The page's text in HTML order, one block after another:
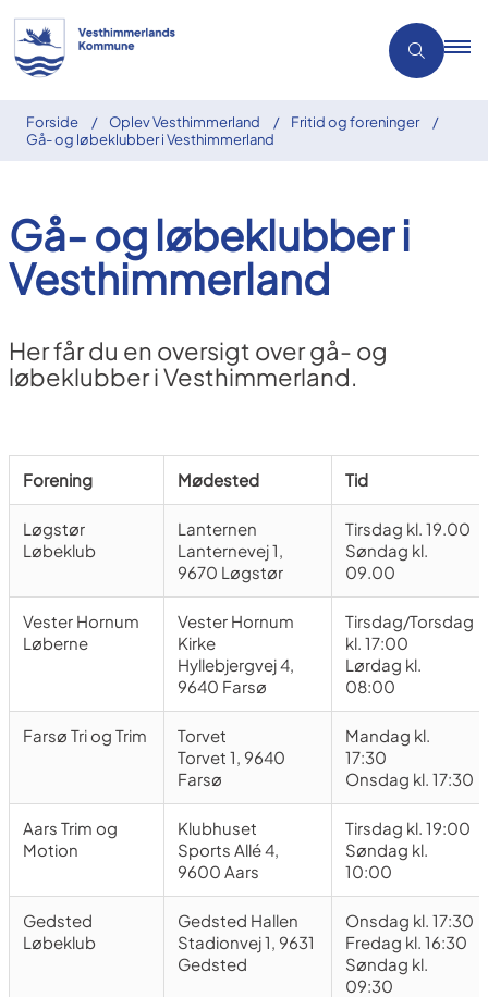
Forside Oplev Vesthimmerland
Fritid og foreninger
Gå- og løbeklubber i Vesthimmerland
Gå- og løbeklubber i
Vesthimmerland
Her får du en oversigt over gå- og
løbeklubber i Vesthimmerland.
Forening Mødested Tid
Løgstør
Løbeklub
Lanternen
Lanternevej 1,
9670 Løgstør
Tirsdag kl. 19.00
Søndag kl.
09.00
Vester Hornum
Løberne
Vester Hornum
Kirke
Hyllebjergvej 4,
9640 Farsø
Tirsdag/Torsdag
kl. 17:00
Lørdag kl.
08:00
Farsø Tri og Trim
Torvet
Torvet 1, 9640
Farsø
Mandag kl.
17:30
Onsdag kl. 17:30
Aars Trim og
Motion
Klubhuset
Sports Allé 4,
9600 Aars
Tirsdag kl. 19:00
Søndag kl.
10:00
Gedsted
Løbeklub
Gedsted Hallen
Stadionvej 1, 9631
Gedsted
Onsdag kl. 17:30
Fredag kl. 16:30
Søndag kl.
09:30